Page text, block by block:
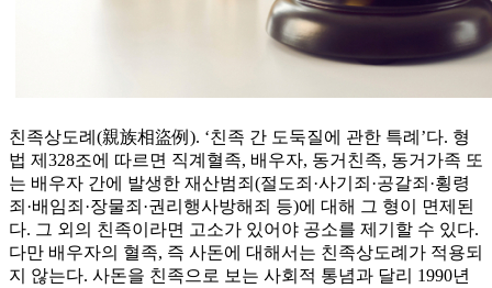
친족상도례(親族相盜例). ‘친족 간 도둑질에 관한 특례’다. 형
법 제328조에 따르면 직계혈족, 배우자, 동거친족, 동거가족 또
는 배우자 간에 발생한 재산범죄(절도죄·사기죄·공갈죄·횡령
죄·배임죄·장물죄·권리행사방해죄 등)에 대해 그 형이 면제된
다. 그 외의 친족이라면 고소가 있어야 공소를 제기할 수 있다.
다만 배우자의 혈족, 즉 사돈에 대해서는 친족상도례가 적용되
지 않는다. 사돈을 친족으로 보는 사회적 통념과 달리 1990년